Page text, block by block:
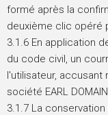
formé après la
deuxième clic opéré
3.1.6 En application
du code civil, un
l'utilisateur,
société EARL
3.1.7 La